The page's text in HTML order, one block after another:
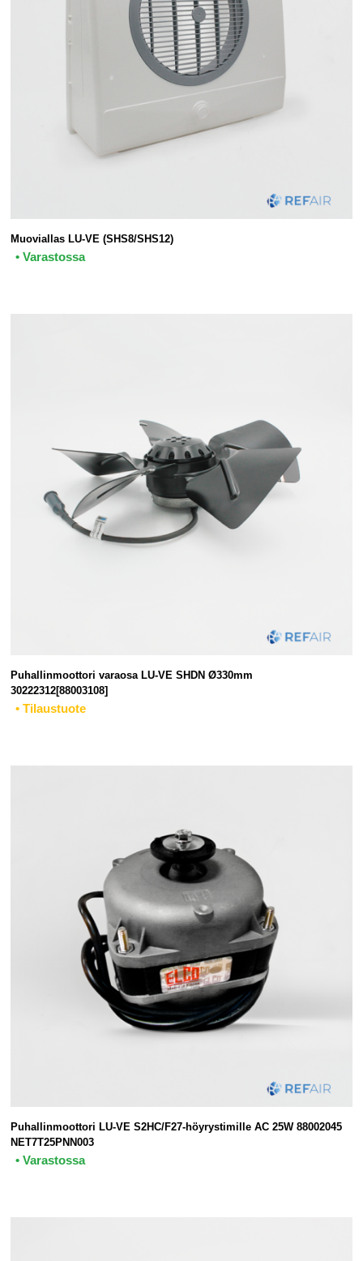
Muoviallas LU-VE (SHS8/SHS12)
• Varastossa
Puhallinmoottori varaosa LU-VE SHDN Ø330mm
30222312[88003108]
• Tilaustuote
Puhallinmoottori LU-VE S2HC/F27-höyrystimille AC 25W 88002045
NET7T25PNN003
• Varastossa